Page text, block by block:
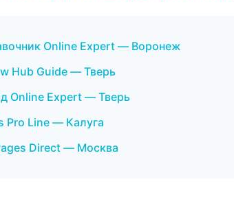
Online Expert — Воронеж
Hub Guide — Тверь
Online Expert — Тверь
Pro Line — Калуга
Direct — Москва